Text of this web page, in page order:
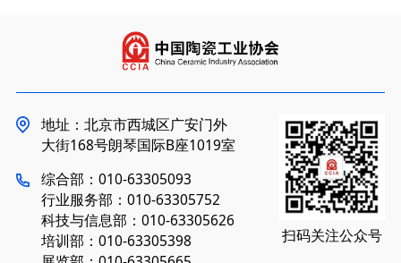
地址：北京市西城区广安门外
大街168号朗琴国际B座1019室
综合部：010-63305093
行业服务部：010-63305752
科技与信息部：010-63305626
培训部：010-63305398
扫码关注公众号